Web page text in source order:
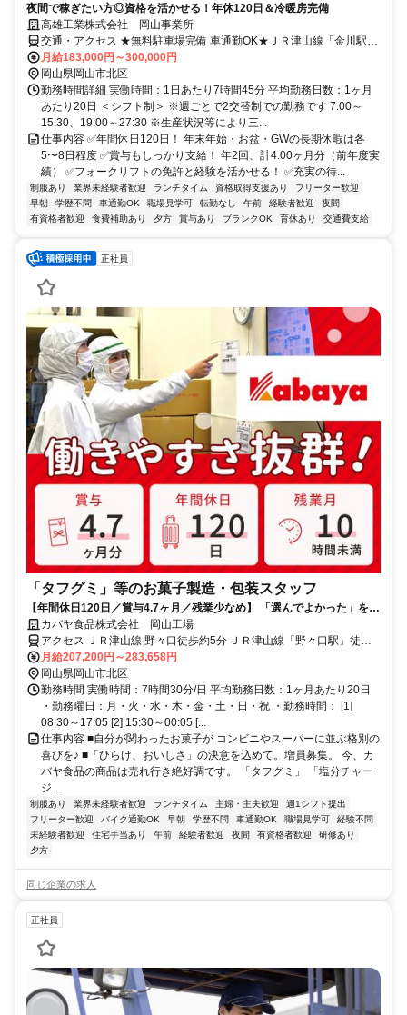
夜間で稼ぎたい方◎資格を活かせる！年休120日＆冷暖房完備
高雄工業株式会社 岡山事業所
交通・アクセス ★無料駐車場完備 車通勤OK★ＪＲ津山線「金川駅」
より車で10分
月給183,000円～300,000円
岡山県岡山市北区
勤務時間詳細 実働時間：1日あたり7時間45分 平均勤務日数：1ヶ月
あたり20日 ＜シフト制＞ ※週ごとで2交替制での勤務です 7:00～
15:30、19:00～27:30 ※生産状況等により三...
仕事内容 ✅年間休日120日！ 年末年始・お盆・GWの長期休暇は各
5〜8日程度 ✅賞与もしっかり支給！ 年2回、計4.00ヶ月分（前年度実
績） ✅フォークリフトの免許と経験を活かせる！ ✅充実の待...
制服あり 業界未経験者歓迎 ランチタイム 資格取得支援あり
フリーター歓迎
早朝
学歴不問 車通勤OK 職場見学可 転勤なし 午前 経験者歓迎
夜間
有資格者歓迎
食費補助あり 夕方 賞与あり ブランクOK 育休あり 交通費支給
正社員
「タフグミ」等のお菓子製造・包装スタッフ
【年間休日120日／賞与4.7ヶ月／残業少なめ】 「選んでよかった」を、
働くすべての人に。「タフグミ」「塩分チャージタブレッツ」「セボン
スター」「さくさくぱんだ」「ほねほねザウルス」等のヒット連発を支
える誇りと、業界屈指の待遇を同時に手に入れませんか？ 平均勤続16.5
年が証明する「心理的安全」と、最新設備のクリーンルームで叶える
「スマートな働き方」。 ただの作業で終わらせない、日本中の笑顔を作
る司令塔へ。 カバヤ食品なら、仕事のやりがいも、家族との大切な時間
も、何ひとつ妥協する必要はありません。
カバヤ食品株式会社 岡山工場
アクセス ＪＲ津山線 野々口徒歩約5分 ＪＲ津山線「野々口駅」徒歩5
分 ／マイカー通勤OK／無料駐車場完備
月給207,200円～283,658円
岡山県岡山市北区
勤務時間 実働時間：7時間30分/日 平均勤務日数：1ヶ月あたり20日
・勤務曜日：月・火・水・木・金・土・日・祝 ・勤務時間： [1]
08:30～17:05 [2] 15:30～00:05 [...
仕事内容 ■自分が関わったお菓子が コンビニやスーパーに並ぶ格別の
喜びを♪ ■「ひらけ、おいしさ」の決意を込めて。増員募集。 今、カ
バヤ食品の商品は売れ行き絶好調です。 「タフグミ」 「塩分チャー
ジ...
制服あり 業界未経験者歓迎 ランチタイム 主婦・主夫歓迎
週1シフト提出
フリーター歓迎
バイク通勤OK 早朝 学歴不問 車通勤OK 職場見学可
経験不問
未経験者歓迎
住宅手当あり 午前 経験者歓迎 夜間 有資格者歓迎
研修あり
夕方
同じ企業の求人
正社員